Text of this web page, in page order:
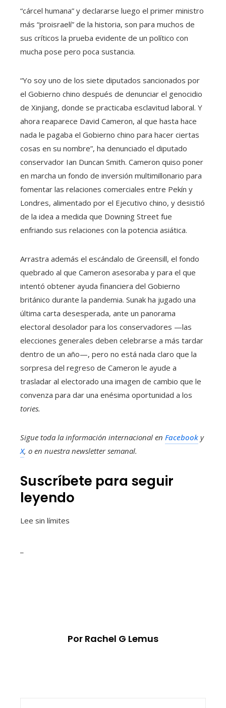
“cárcel humana” y declararse luego el primer ministro
más “proisraelí” de la historia, son para muchos de
sus críticos la prueba evidente de un político con
mucha pose pero poca sustancia.
“Yo soy uno de los siete diputados sancionados por
el Gobierno chino después de denunciar el genocidio
de Xinjiang, donde se practicaba esclavitud laboral. Y
ahora reaparece David Cameron, al que hasta hace
nada le pagaba el Gobierno chino para hacer ciertas
cosas en su nombre”, ha denunciado el diputado
conservador Ian Duncan Smith. Cameron quiso poner
en marcha un fondo de inversión multimillonario para
fomentar las relaciones comerciales entre Pekín y
Londres, alimentado por el Ejecutivo chino, y desistió
de la idea a medida que Downing Street fue
enfriando sus relaciones con la potencia asiática.
Arrastra además el escándalo de Greensill, el fondo
quebrado al que Cameron asesoraba y para el que
intentó obtener ayuda financiera del Gobierno
británico durante la pandemia. Sunak ha jugado una
última carta desesperada, ante un panorama
electoral desolador para los conservadores —las
elecciones generales deben celebrarse a más tardar
dentro de un año—, pero no está nada claro que la
sorpresa del regreso de Cameron le ayude a
trasladar al electorado una imagen de cambio que le
convenza para dar una enésima oportunidad a los
tories.
Sigue toda la información internacional en Facebook y
X, o en nuestra newsletter semanal.
Suscríbete para seguir
leyendo
Lee sin límites
Por Rachel G Lemus